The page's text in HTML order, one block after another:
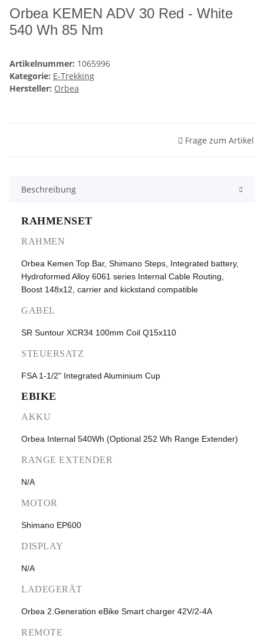
Orbea KEMEN ADV 30 Red - White
540 Wh 85 Nm
Artikelnummer: 1065996
Kategorie: E-Trekking
Hersteller: Orbea
Frage zum Artikel
Beschreibung
RAHMENSET
RAHMEN
Orbea Kemen Top Bar, Shimano Steps, Integrated battery,
Hydroformed Alloy 6061 series Internal Cable Routing,
Boost 148x12, carrier and kickstand compatible
GABEL
SR Suntour XCR34 100mm Coil Q15x110
STEUERSATZ
FSA 1-1/2" Integrated Aluminium Cup
EBIKE
AKKU
Orbea Internal 540Wh (Optional 252 Wh Range Extender)
RANGE EXTENDER
N/A
MOTOR
Shimano EP600
DISPLAY
N/A
LADEGERÄT
Orbea 2.Generation eBike Smart charger 42V/2-4A
REMOTE